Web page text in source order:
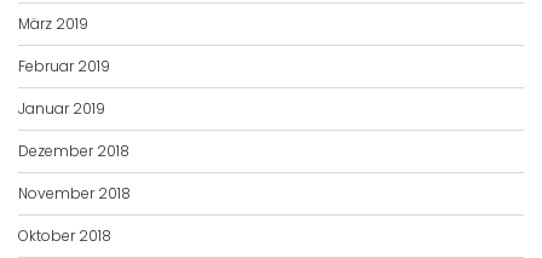
März 2019
Februar 2019
Januar 2019
Dezember 2018
November 2018
Oktober 2018